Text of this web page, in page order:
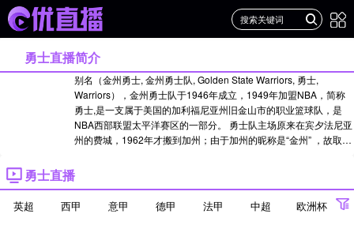
勇士直播简介
别名（金州勇士, 金州勇士队, Golden State Warriors, 勇士,
Warriors），金州勇士队于1946年成立，1949年加盟NBA，简称
勇士,是一支属于美国的加利福尼亚州旧金山市的职业篮球队，是
NBA西部联盟太平洋赛区的一部分。 勇士队主场原来在宾夕法尼亚
州的费城，1962年才搬到加州；由于加州的昵称是“金州” ，故取
点击查看>>
>>19-20赛季名单>>18-19赛季名单>>17-18赛季名单
勇士直播
英超 西甲 意甲 德甲 法甲 中超
欧洲杯